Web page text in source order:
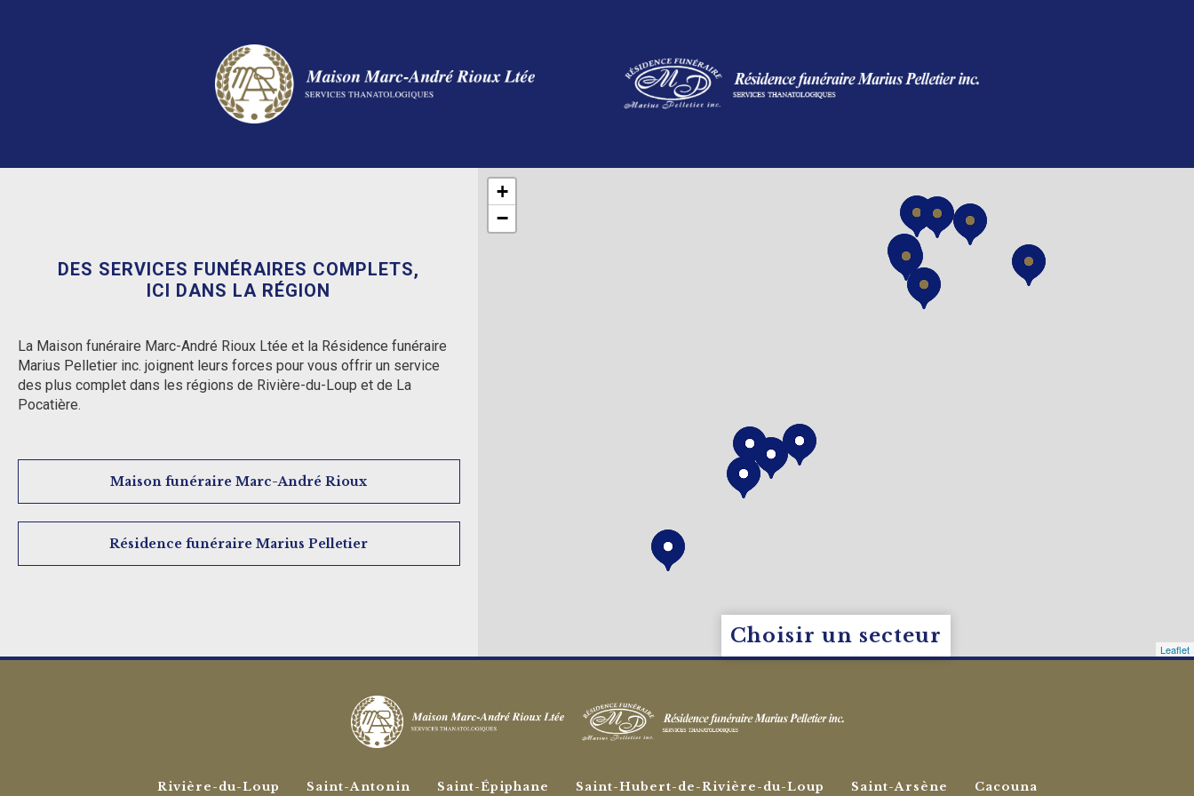
DES SERVICES FUNÉRAIRES COMPLETS,
ICI DANS LA RÉGION
La Maison funéraire Marc-André Rioux Ltée et la Résidence funéraire
Marius Pelletier inc. joignent leurs forces pour vous offrir un service
des plus complet dans les régions de Rivière-du-Loup et de La
Pocatière.
Maison funéraire Marc-André Rioux
Résidence funéraire Marius Pelletier
Choisir un secteur
+
−
Leaflet
Rivière-du-Loup Saint-Antonin Saint-Épiphane Saint-Hubert-de-Rivière-du-Loup Saint-Arsène Cacouna